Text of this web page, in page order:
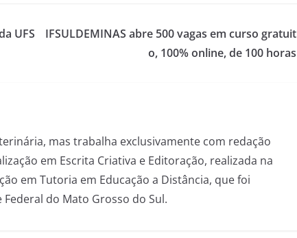
UFS
IFSULDEMINAS abre 500 vagas em curso gratuit
o, 100% online, de 100 horas
mas trabalha exclusivamente com redação
em Escrita Criativa e Editoração, realizada na
em Tutoria em Educação a Distância, que foi
do Mato Grosso do Sul.